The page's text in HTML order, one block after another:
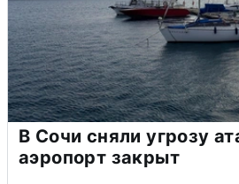
В Сочи сняли угрозу
аэропорт закрыт